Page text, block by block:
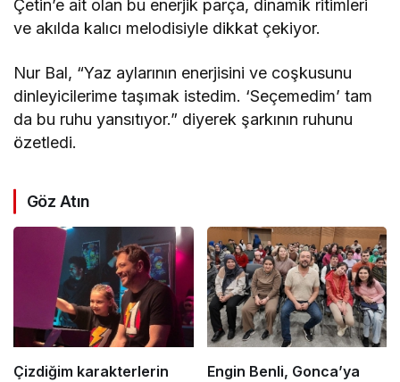
Çetin’e ait olan bu enerjik parça, dinamik ritimleri
ve akılda kalıcı melodisiyle dikkat çekiyor.
Nur Bal, “Yaz aylarının enerjisini ve coşkusunu
dinleyicilerime taşımak istedim. ‘Seçemedim’ tam
da bu ruhu yansıtıyor.” diyerek şarkının ruhunu
özetledi.
Göz Atın
Çizdiğim karakterlerin
Engin Benli, Gonca’ya